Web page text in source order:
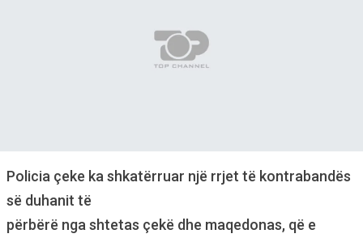
Policia çeke ka shkatërruar një rrjet të kontrabandës
së duhanit të
përbërë nga shtetas çekë dhe maqedonas, që e